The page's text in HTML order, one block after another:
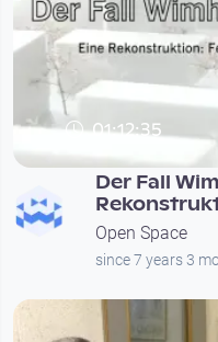
01:12:35
Der Fall
Open Space
since 7 years 3